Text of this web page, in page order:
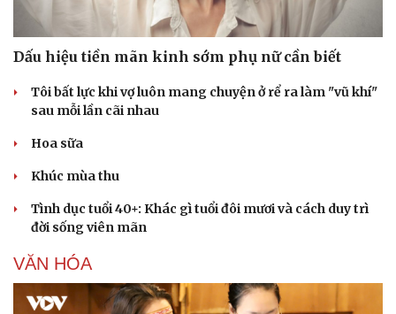
Dấu hiệu tiền mãn kinh sớm phụ nữ cần biết
Tôi bất lực khi vợ luôn mang chuyện ở rể ra làm "vũ khí"
sau mỗi lần cãi nhau
Hoa sữa
Khúc mùa thu
Tình dục tuổi 40+: Khác gì tuổi đôi mươi và cách duy trì
đời sống viên mãn
VĂN HÓA